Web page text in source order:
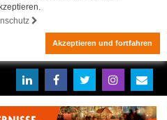
Akzeptieren und fortfahren